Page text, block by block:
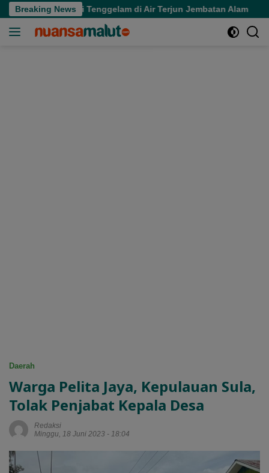
Langsung
ke
Breaking News
Usai Tenggelam di Air Terjun Jembatan Alam
Daerah
Warga Pelita Jaya, Kepulauan Sula,
Tolak Penjabat Kepala Desa
Redaksi
Minggu, 18 Juni 2023 - 18:04